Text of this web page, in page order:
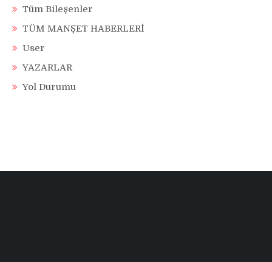
Tüm Bileşenler
TÜM MANŞET HABERLERİ
User
YAZARLAR
Yol Durumu